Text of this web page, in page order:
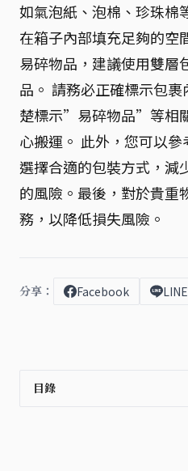
如氣泡紙、泡棉、珍珠棉
在箱子內部填充足夠的空
易碎物品，建議使用雙層
品。 請務必正確標示包
楚標示”易碎物品”等相
心搬運。 此外，您可以參
選擇合適的包裝方式，減
的風險。最後，對於貴重
務，以降低損失風險。
分享： Facebook LINE
目錄